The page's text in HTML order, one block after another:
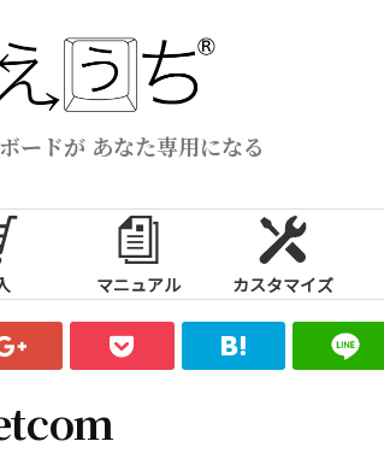
ードが あなた専用になる
マニュアル カスタマイズ